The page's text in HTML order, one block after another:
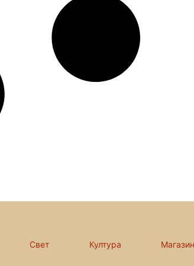
Свет Култура Магазин